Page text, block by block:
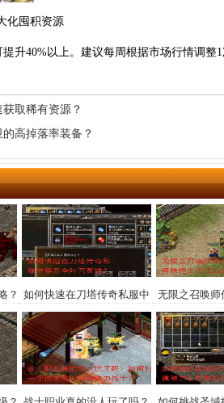
化囤积资源
升40%以上。建议每周根据市场行情调
取稀有资源？
高掉落率装备？
？ 如何快速在刀塔传奇私服中
集齐全阵营英雄？
无限之召唤师
新手如何快速
级召